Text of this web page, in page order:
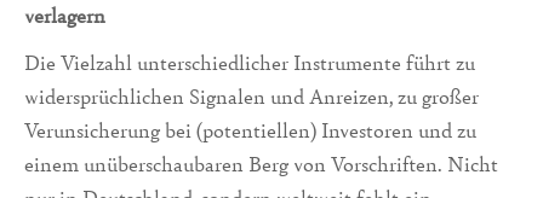
verlagern
Die Vielzahl unterschiedlicher Instrumente führt zu
widersprüchlichen Signalen und Anreizen, zu großer
Verunsicherung bei (potentiellen) Investoren und zu
einem unüberschaubaren Berg von Vorschriften. Nicht